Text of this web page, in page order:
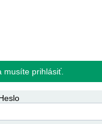
musíte prihlásiť.